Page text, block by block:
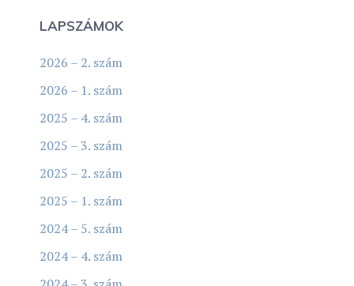
LAPSZÁMOK
2026 – 2. szám
2026 – 1. szám
2025 – 4. szám
2025 – 3. szám
2025 – 2. szám
2025 – 1. szám
2024 – 5. szám
2024 – 4. szám